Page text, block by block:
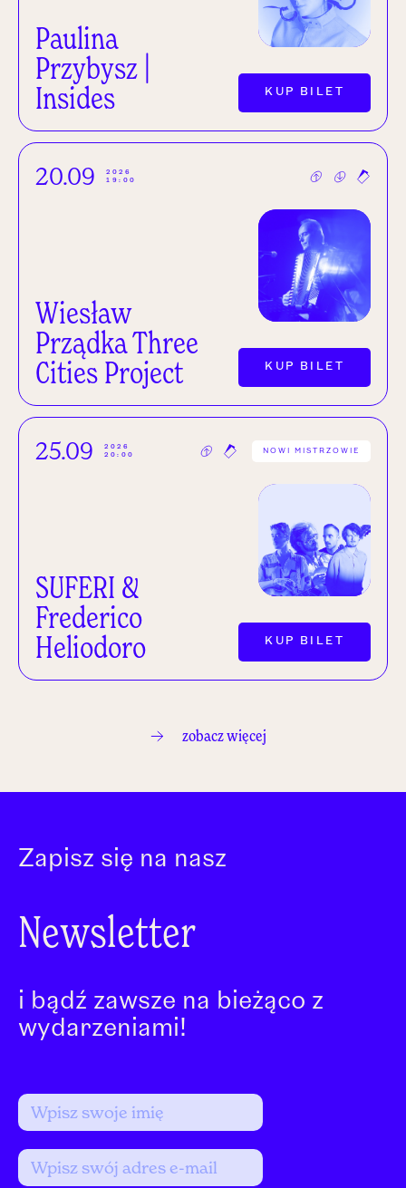
Paulina
Przybysz |
Insides
KUP BILET
20.09
2026
19:00
Wiesław
Prządka Three
Cities Project
KUP BILET
25.09
2026
20:00
NOWI MISTRZOWIE
SUFERI &
Frederico
Heliodoro
KUP BILET
zobacz więcej
Zapisz się na nasz
Newsletter
i bądź zawsze na bieżąco z
wydarzeniami!